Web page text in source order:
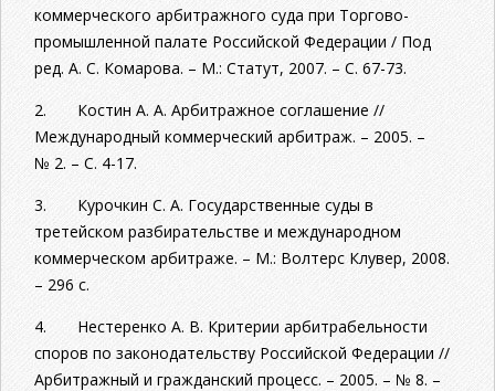
коммерческого арбитражного суда при Торгово-
промышленной палате Российской Федерации / Под
ред. А. С. Комарова. – М.: Статут, 2007. – С. 67-73.
2. Костин А. А. Арбитражное соглашение //
Международный коммерческий арбитраж. – 2005. –
№ 2. – С. 4-17.
3. Курочкин С. А. Государственные суды в
третейском разбирательстве и международном
коммерческом арбитраже. – М.: Волтерс Клувер, 2008.
– 296 с.
4. Нестеренко А. В. Критерии арбитрабельности
споров по законодательству Российской Федерации //
Арбитражный и гражданский процесс. – 2005. – № 8. –